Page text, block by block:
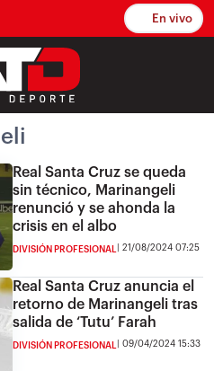
En vivo
Real Santa Cruz se queda
sin técnico, Marinangeli
renunció y se ahonda la
crisis en el albo
DIVISIÓN PROFESIONAL 21/08/2024 07:25
Real Santa Cruz anuncia el
retorno de Marinangeli tras
salida de ‘Tutu’ Farah
DIVISIÓN PROFESIONAL 09/04/2024 15:33